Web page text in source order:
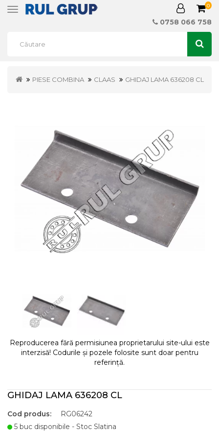
Toggle
0
0758 066 758
PIESE COMBINA CLAAS GHIDAJ LAMA 636208 CL
Reproducerea fără permisiunea proprietarului site-ului este
interzisă! Codurile și pozele folosite sunt doar pentru
referință.
GHIDAJ LAMA 636208 CL
Cod produs:
RG06242
5 buc disponibile - Stoc Slatina